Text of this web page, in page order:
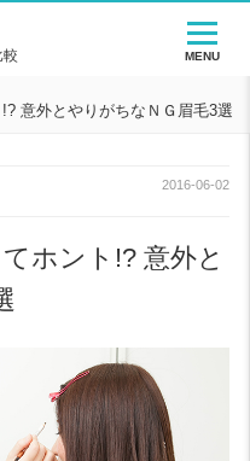
意外とやりがちなＮＧ眉毛3選
2016-06-02
ホント!? 意外と
MENU